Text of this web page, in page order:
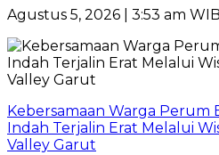
Agustus 5, 2026 | 3:53 am WIB
Kebersamaan Warga Perum
Indah Terjalin Erat Melalui
Valley Garut